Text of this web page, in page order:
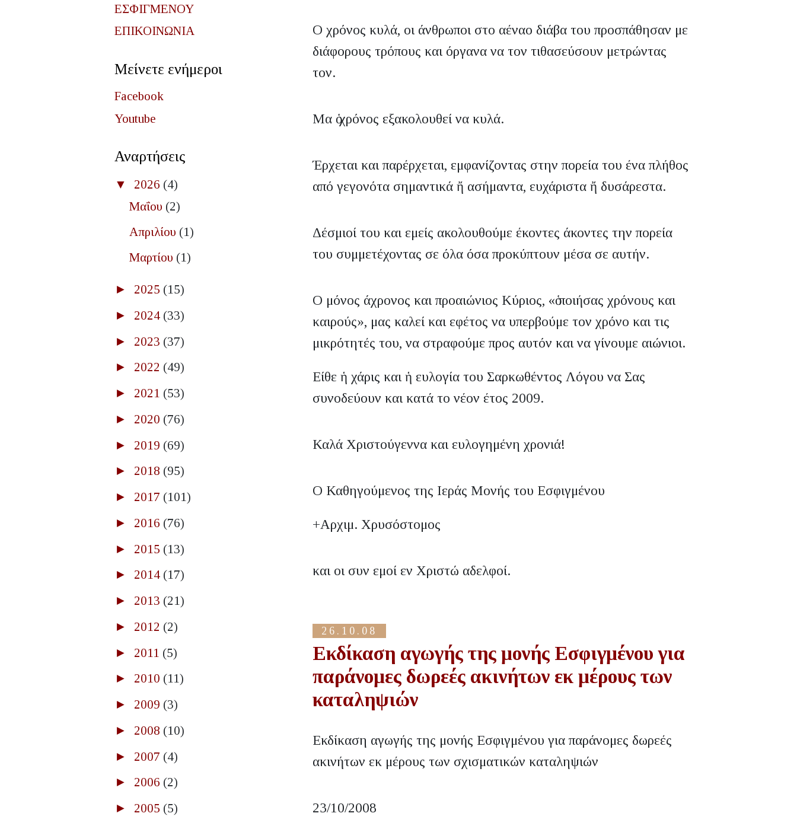
O χρόνος κυλά, οι άνθρωποι στο αέναο διάβα του προσπάθησαν με
διάφορους τρόπους και όργανα να τον τιθασεύσουν μετρώντας
τον.
Μα ὁ χρόνος εξακολουθεί να κυλά.
Έρχεται και παρέρχεται, εμφανίζοντας στην πορεία του ένα πλήθος
από γεγονότα σημαντικά ἤ ασήμαντα, ευχάριστα ἤ δυσάρεστα.
Δέσμιοί του και εμείς ακολουθούμε έκοντες άκοντες την πορεία
του συμμετέχοντας σε όλα όσα προκύπτουν μέσα σε αυτήν.
O μόνος άχρονος και προαιώνιος Κύριος, «ὁ ποιήσας χρόνους και
καιρούς», μας καλεί και εφέτος να υπερβούμε τον χρόνο και τις
μικρότητές του, να στραφούμε προς αυτόν και να γίνουμε αιώνιοι.
Είθε ἡ χάρις και ἡ ευλογία του Σαρκωθέντος Λόγου να Σας
συνοδεύουν και κατά το νέον έτος 2009.
Καλά Χριστούγεννα και ευλογημένη χρονιά!
Ο Καθηγούμενος της Ιεράς Μονής του Εσφιγμένου
+Αρχιμ. Χρυσόστομος
και οι συν εμοί εν Χριστώ αδελφοί.
26.10.08
Εκδίκαση αγωγής της μονής Εσφιγμένου για
παράνομες δωρεές ακινήτων εκ μέρους των
καταληψιών
Εκδίκαση αγωγής της μονής Εσφιγμένου για παράνομες δωρεές
ακινήτων εκ μέρους των σχισματικών καταληψιών
23/10/2008
ΕΣΦΙΓΜΕΝΟΥ
ΕΠΙΚΟΙΝΩΝΙΑ
Μείνετε ενήμεροι
Facebook
Youtube
Αναρτήσεις
▼ 2026 (4)
Μαΐου (2)
Απριλίου (1)
Μαρτίου (1)
► 2025 (15)
► 2024 (33)
► 2023 (37)
► 2022 (49)
► 2021 (53)
► 2020 (76)
► 2019 (69)
► 2018 (95)
► 2017 (101)
► 2016 (76)
► 2015 (13)
► 2014 (17)
► 2013 (21)
► 2012 (2)
► 2011 (5)
► 2010 (11)
► 2009 (3)
► 2008 (10)
► 2007 (4)
► 2006 (2)
► 2005 (5)